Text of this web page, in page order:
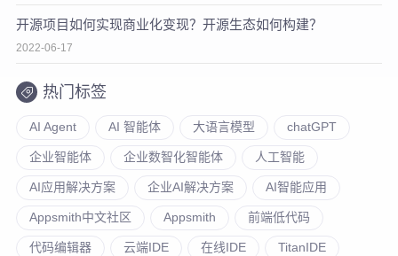
开源项目如何实现商业化变现？开源生态如何构建？
2022-06-17
热门标签
AI Agent AI 智能体 大语言模型 chatGPT
企业智能体 企业数智化智能体 人工智能
AI应用解决方案 企业AI解决方案 AI智能应用
Appsmith中文社区 Appsmith 前端低代码
代码编辑器 云端IDE 在线IDE TitanIDE